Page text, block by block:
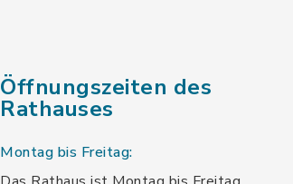
Öffnungszeiten des
Rathauses
Montag bis Freitag: